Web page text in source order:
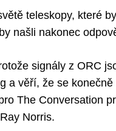
teleskopy, které
našli nakonec
signály z ORC
a věří, že se
The Conversation
Norris.